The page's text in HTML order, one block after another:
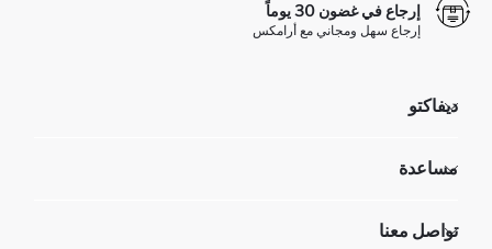
إرجاع في غضون 30 يوماً
إرجاع سهل ومجاني مع أرامكس
ديفاكتو
تعرف علينا
مساعدة
عمليات الارجاع و الاستبدال السهلة
تواصل معنا